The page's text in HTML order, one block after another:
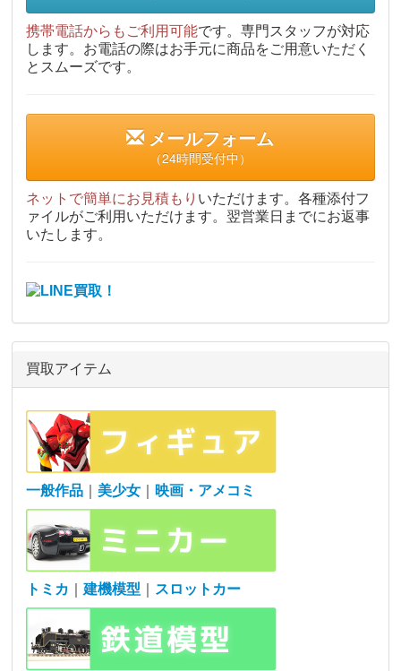
携帯電話からもご利用可能です。専門スタッフが対応
します。お電話の際はお手元に商品をご用意いただく
とスムーズです。
メールフォーム
（24時間受付中）
ネットで簡単にお見積もり いただけます。各種添付フ
ァイルがご利用いただけます。翌営業日までにお返事
いたします。
買取アイテム
一般作品 美少女 映画・アメコミ
トミカ ｜建機模型 スロットカー